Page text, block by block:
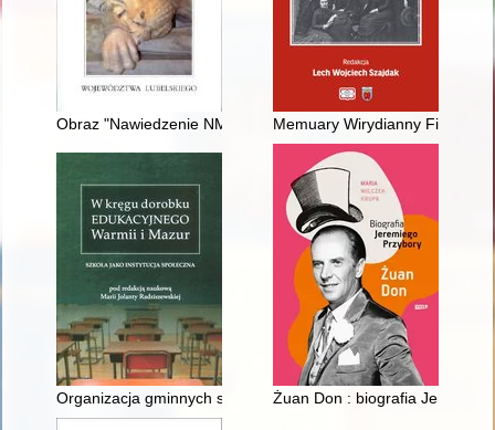
Obraz "Nawiedzenie NMP" z kościoła parafialnego pw.
Memuary Wirydianny
Organizacja gminnych szkół zbiorczych i szkół 10-letnich w
Żuan Don : biografia